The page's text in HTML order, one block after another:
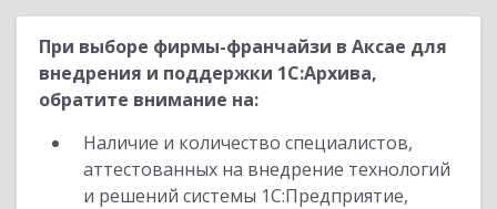
При выборе фирмы-франчайзи в Аксае для
внедрения и поддержки 1С:Архива,
обратите внимание на:
Наличие и количество специалистов,
аттестованных на внедрение технологий
и решений системы 1С:Предприятие,